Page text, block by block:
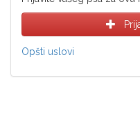
Opšti uslovi